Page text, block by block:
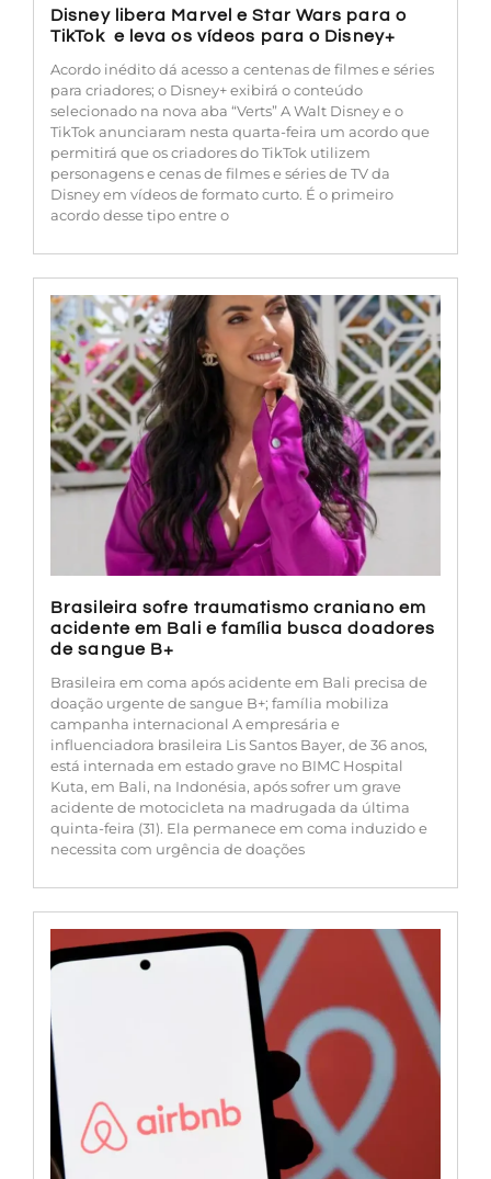
Disney libera Marvel e Star Wars para o
TikTok e leva os vídeos para o Disney+
Acordo inédito dá acesso a centenas de filmes e séries
para criadores; o Disney+ exibirá o conteúdo
selecionado na nova aba “Verts” A Walt Disney e o
TikTok anunciaram nesta quarta-feira um acordo que
permitirá que os criadores do TikTok utilizem
personagens e cenas de filmes e séries de TV da
Disney em vídeos de formato curto. É o primeiro
acordo desse tipo entre o
Brasileira sofre traumatismo craniano em
acidente em Bali e família busca doadores
de sangue B+
Brasileira em coma após acidente em Bali precisa de
doação urgente de sangue B+; família mobiliza
campanha internacional A empresária e
influenciadora brasileira Lis Santos Bayer, de 36 anos,
está internada em estado grave no BIMC Hospital
Kuta, em Bali, na Indonésia, após sofrer um grave
acidente de motocicleta na madrugada da última
quinta-feira (31). Ela permanece em coma induzido e
necessita com urgência de doações